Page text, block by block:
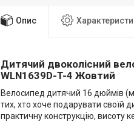
Опис
Дитячий двоколісний
WLN1639D-T-4 Жовтий
Велосипед дитячий 16 дюймів
тих, хто хоче подарувати своїй
практичну конструкцію, висоту